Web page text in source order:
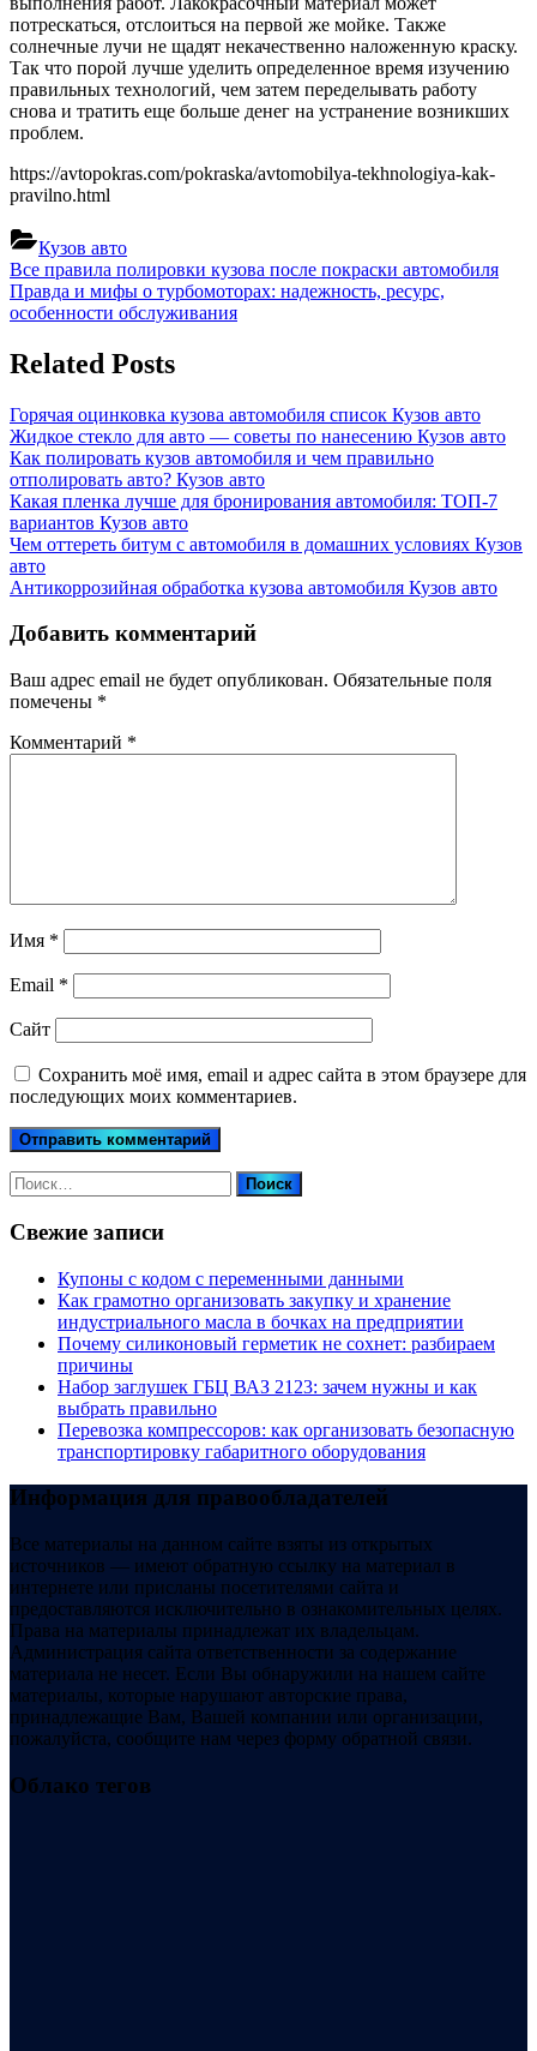
потрескаться, отслоиться на первой же мойке. Также
солнечные лучи не щадят некачественно наложенную краску.
Так что порой лучше уделить определенное время изучению
правильных технологий, чем затем переделывать работу
снова и тратить еще больше денег на устранение возникших
проблем.
https://avtopokras.com/pokraska/avtomobilya-tekhnologiya-kak-
pravilno.html
Кузов авто
Навигация
по
Previous
Post:
Все правила полировки кузова после покраски автомобиля
Next
Post:
Правда и мифы о турбомоторах: надежность, ресурс,
особенности обслуживания
Related Posts
Горячая оцинковка кузова автомобиля список Кузов авто
Жидкое стекло для авто — советы по нанесению Кузов авто
Как полировать кузов автомобиля и чем правильно
отполировать авто? Кузов авто
Какая пленка лучше для бронирования автомобиля: ТОП-7
вариантов Кузов авто
Чем оттереть битум с автомобиля в домашних условиях Кузов
авто
Антикоррозийная обработка кузова автомобиля Кузов авто
Добавить комментарий
Ваш адрес email не будет опубликован. Обязательные поля
помечены *
Комментарий *
Имя *
Email *
Сайт
Сохранить моё имя, email и адрес сайта в этом браузере для
последующих моих комментариев.
Найти:
Свежие записи
Купоны c кодом с переменными данными
Как грамотно организовать закупку и хранение
индустриального масла в бочках на предприятии
Почему силиконовый герметик не сохнет: разбираем
причины
Набор заглушек ГБЦ ВАЗ 2123: зачем нужны и как
выбрать правильно
Перевозка компрессоров: как организовать безопасную
транспортировку габаритного оборудования
Информация для правообладателей
Все материалы на данном сайте взяты из открытых
источников — имеют обратную ссылку на материал в
интернете или присланы посетителями сайта и
предоставляются исключительно в ознакомительных целях.
Права на материалы принадлежат их владельцам.
Администрация сайта ответственности за содержание
материала не несет. Если Вы обнаружили на нашем сайте
материалы, которые нарушают авторские права,
принадлежащие Вам, Вашей компании или организации,
пожалуйста, сообщите нам через форму обратной связи.
Облако тегов